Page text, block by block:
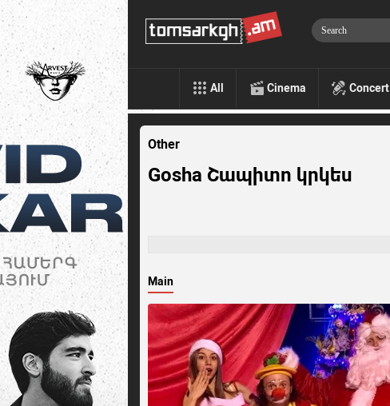
All Cinema Concert
Other
Gosha Շապիտո կրկես
Main